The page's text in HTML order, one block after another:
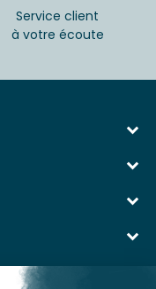
Service client
à votre écoute